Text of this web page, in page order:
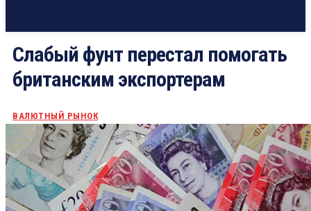
Слабый фунт перестал помогать
британским экспортерам
ВАЛЮТНЫЙ РЫНОК